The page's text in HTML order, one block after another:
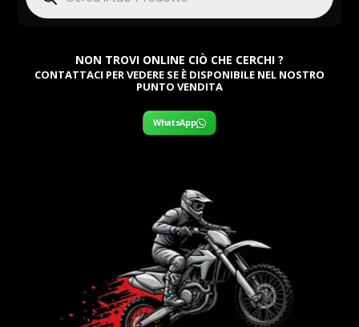
NON TROVI ONLINE CIÒ CHE CERCHI ?
CONTATTACI PER VEDERE SE È DISPONIBILE NEL NOSTRO
PUNTO VENDITA
WhatsApp